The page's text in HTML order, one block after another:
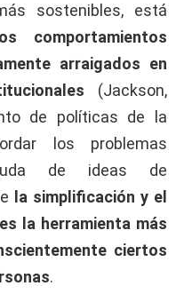
sostenibles, está
comportamientos
arraigados en
(Jackson,
de políticas de la
los problemas
de ideas de
la simplificación y el
la herramienta más
ciertos
.